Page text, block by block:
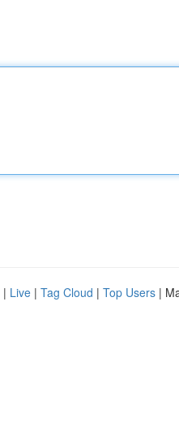
| Live | Tag Cloud | Top Users |